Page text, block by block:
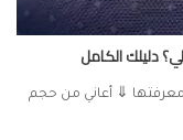
دليلك الكامل
معرفتها ⇓ أعاني من حجم